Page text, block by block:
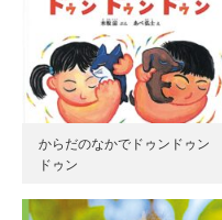
からだのなかでドゥンドゥン
ドゥン